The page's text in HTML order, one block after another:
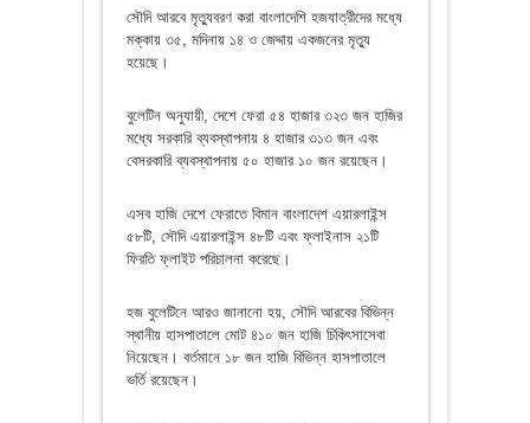
সৌদি আরবে মৃত্যুবরণ করা বাংলাদেশি হজযাত্রীদের মধ্যে
মক্কায় ৩৫, মদিনায় ১৪ ও জেদ্দায় একজনের মৃত্যু
হয়েছে।
বুলেটিন অনুযায়ী, দেশে ফেরা ৫৪ হাজার ৩২৩ জন হাজির
মধ্যে সরকারি ব্যবস্থাপনায় ৪ হাজার ৩১৩ জন এবং
বেসরকারি ব্যবস্থাপনায় ৫০ হাজার ১০ জন রয়েছেন।
এসব হাজি দেশে ফেরাতে বিমান বাংলাদেশ এয়ারলাইন্স
৫৮টি, সৌদি এয়ারলাইন্স ৪৮টি এবং ফ্লাইনাস ২১টি
ফিরতি ফ্লাইট পরিচালনা করেছে।
হজ বুলেটিনে আরও জানানো হয়, সৌদি আরবের বিভিন্ন
স্থানীয় হাসপাতালে মোট ৪১০ জন হাজি চিকিৎসাসেবা
নিয়েছেন। বর্তমানে ১৮ জন হাজি বিভিন্ন হাসপাতালে
ভর্তি রয়েছেন।